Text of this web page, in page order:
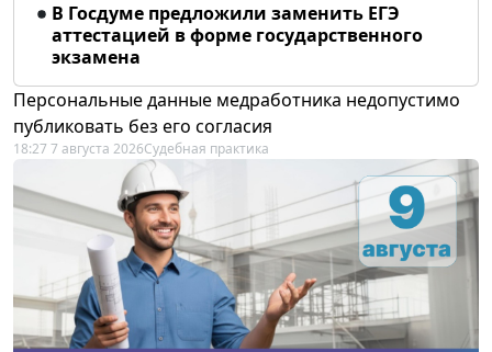
В Госдуме предложили заменить ЕГЭ
аттестацией в форме государственного
экзамена
Персональные данные медработника недопустимо
публиковать без его согласия
18:27 7 августа 2026Судебная практика